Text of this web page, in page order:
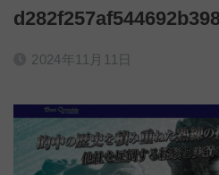
2024年11月11日